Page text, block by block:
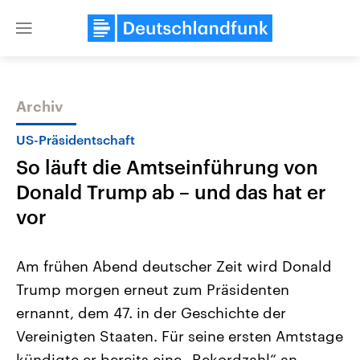
Close
Themen
2026
Alle Informationen
Sachsen-Anhalt wählt am 6.
September 2026 einen neuen
Landtag. Seit 2021 wird das
Bundesland von einer Koalition aus
Aktuelle Beiträge,
Hintergründe
Wirtschaftlich und
gehören die Vereinigten
den mächtigsten Ländern
mit großem Einfluss auf
Archiv
US-Präsidentschaft
So läuft die Amtseinführung von
Donald Trump ab – und das hat er
vor
Am frühen Abend deutscher Zeit wird Donald
Trump morgen erneut zum Präsidenten
ernannt, dem 47. in der Geschichte der
Vereinigten Staaten. Für seine ersten Amtstage